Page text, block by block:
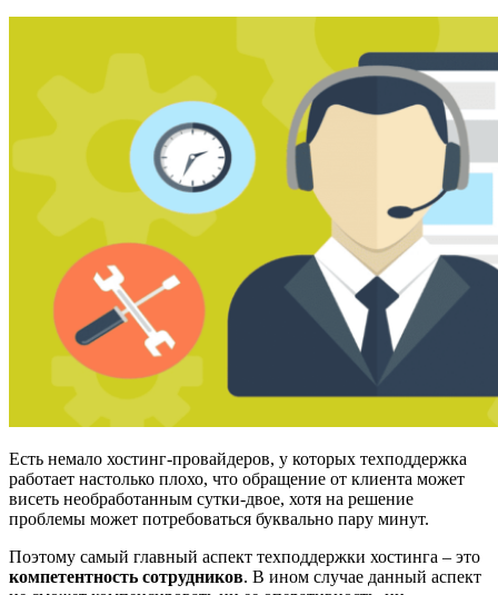
Есть немало хостинг-провайдеров, у которых техподдержка
работает настолько плохо, что обращение от клиента может
висеть необработанным сутки-двое, хотя на решение
проблемы может потребоваться буквально пару минут.
Поэтому самый главный аспект техподдержки хостинга – это
компетентность сотрудников. В ином случае данный аспект